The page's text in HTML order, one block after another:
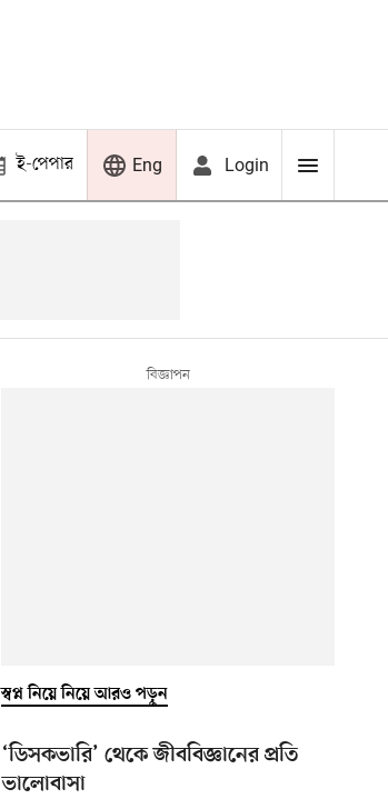
ই-পেপার Eng Login
স্বপ্ন নিয়ে নিয়ে আরও পড়ুন
‘ডিসকভারি’ থেকে জীববিজ্ঞানের প্রতি
ভালোবাসা